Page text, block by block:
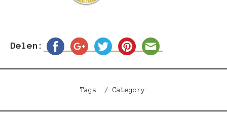
Delen:
Tags: / Category: